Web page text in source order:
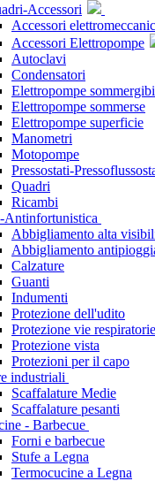
Accessori
Accessori
Accessori Elettropompe
Autoclavi
Condensatori
Elettropompe
Elettropompe sommerse
Elettropompe superficie
Manometri
Motopompe
Pressostati-
Quadri
Ricambi
Antinfortunistica
Abbigliamento alta
Abbigliamento
Calzature
Guanti
Indumenti
Protezione dell'udito
Protezione vie respiratorie
Protezione vista
Protezioni per il capo
industriali
Scaffalature Medie
Scaffalature pesanti
- Barbecue
Forni e barbecue
Stufe a Legna
Termocucine a Legna